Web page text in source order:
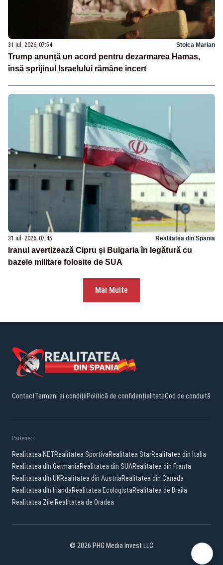
31 iul. 2026, 07:54 Stoica Marian
Trump anunță un acord pentru dezarmarea Hamas,
însă sprijinul Israelului rămâne incert
31 iul. 2026, 07:45 Realitatea din Spania
Iranul avertizează Cipru și Bulgaria în legătură cu
bazele militare folosite de SUA
Mai Multe
ContactTermeni și condițiiPolitică de confidențialitateCod de conduită
Parteneri:
Realitatea.NETRealitatea SportivaRealitatea StarRealitatea din Italia
Realitatea din GermaniaRealitatea din SUARealitatea din Franta
Realitatea din UKRealitatea din AustriaRealitatea din Canada
Realitatea din IrlandaRealitatea EcologistaRealitatea de Braila
Realitatea ZileiRealitatea de Oradea
© 2026 PHG Media Invest LLC